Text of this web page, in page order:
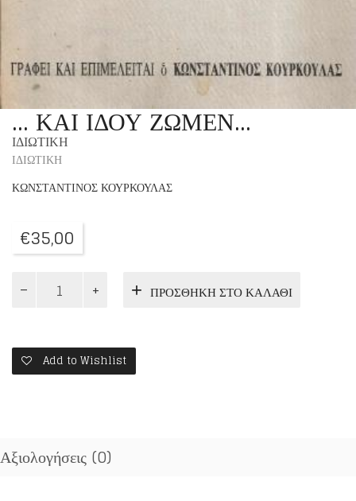
… ΚΑΙ ΙΔΟΥ ΖΩΜΕΝ…
ΙΔΙΩΤΙΚΗ
ΙΔΙΩΤΙΚΗ
ΚΩΝΣΤΑΝΤΙΝΟΣ ΚΟΥΡΚΟΥΛΑΣ
€35,00
ΚΑΙ
ποσότητα
ΠΡΟΣΘΉΚΗ ΣΤΟ ΚΑΛΆΘΙ
Add to Wishlist
Αξιολογήσεις (0)